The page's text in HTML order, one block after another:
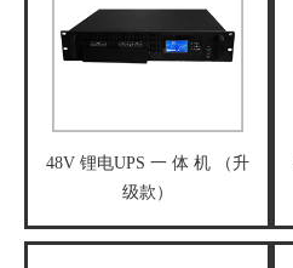
48V 锂电UPS 一 体 机 （升
级款）